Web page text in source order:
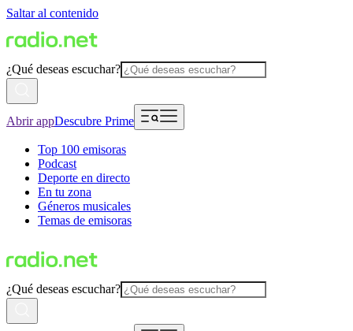
Saltar al contenido
¿Qué deseas escuchar?
Abrir appDescubre Prime
Top 100 emisoras
Podcast
Deporte en directo
En tu zona
Géneros musicales
Temas de emisoras
¿Qué deseas escuchar?